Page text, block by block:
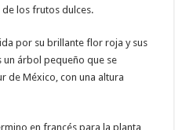
los frutos dulces.
por su brillante flor roja y sus
un árbol pequeño que se
de México, con una altura
en francés para la planta